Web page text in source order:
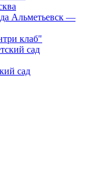
Альметьевск —
клаб"
сад